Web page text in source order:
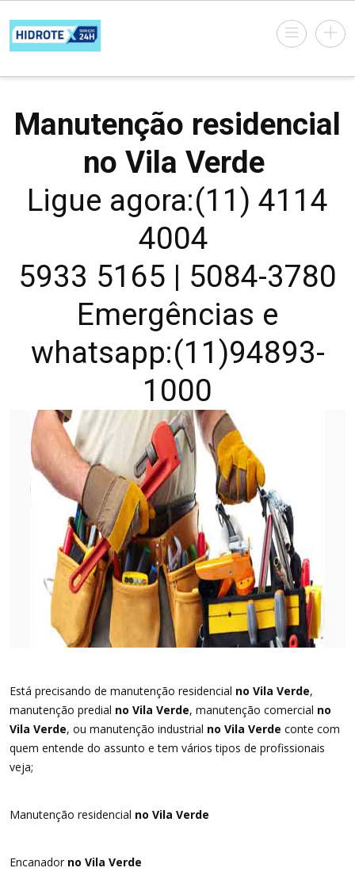
Manutenção residencial
no Vila Verde
Ligue agora:(11) 4114
4004
5933 5165 | 5084-3780
Emergências e
whatsapp:(11)94893-
1000
Está precisando de manutenção residencial no Vila Verde,
manutenção predial no Vila Verde, manutenção comercial no
Vila Verde, ou manutenção industrial no Vila Verde conte com
quem entende do assunto e tem vários tipos de profissionais
veja;
Manutenção residencial no Vila Verde
Encanador no Vila Verde